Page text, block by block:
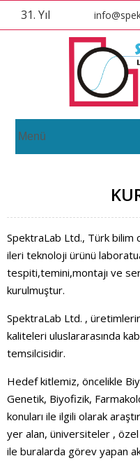
31. Yıl
SpektraLab Ltd., Türk bilim
ileri teknoloji ürünü
tespiti,temini,montajı ve
kurulmuştur.
SpektraLab Ltd. ,
kaliteleri uluslararasında
temsilcisidir.
Hedef kitlemiz, öncelikle
Genetik, Biyofizik,
konuları ile ilgili olarak
yer alan, üniversiteler ,
ile buralarda görev yapan